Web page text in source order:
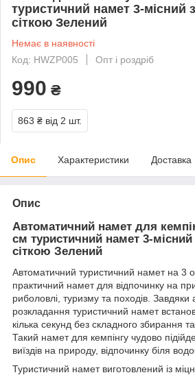
туристичний намет 3-місний
сіткою Зелений
Немає в наявності
Код: HWZP005
Опт і роздріб
990 ₴
863 ₴ від 2 шт.
Опис Характеристики Доставка
Опис
Автоматичний намет для
см туристичний намет 3-місний
сіткою Зелений
Автоматичний туристичний намет на 3
практичний намет для відпочинку на
риболовлі, туризму та походів. Завдяки
розкладання туристичний намет
кілька секунд без складного збирання
Такий намет для кемпінгу чудово
виїздів на природу, відпочинку біля
Туристичний намет виготовлений із